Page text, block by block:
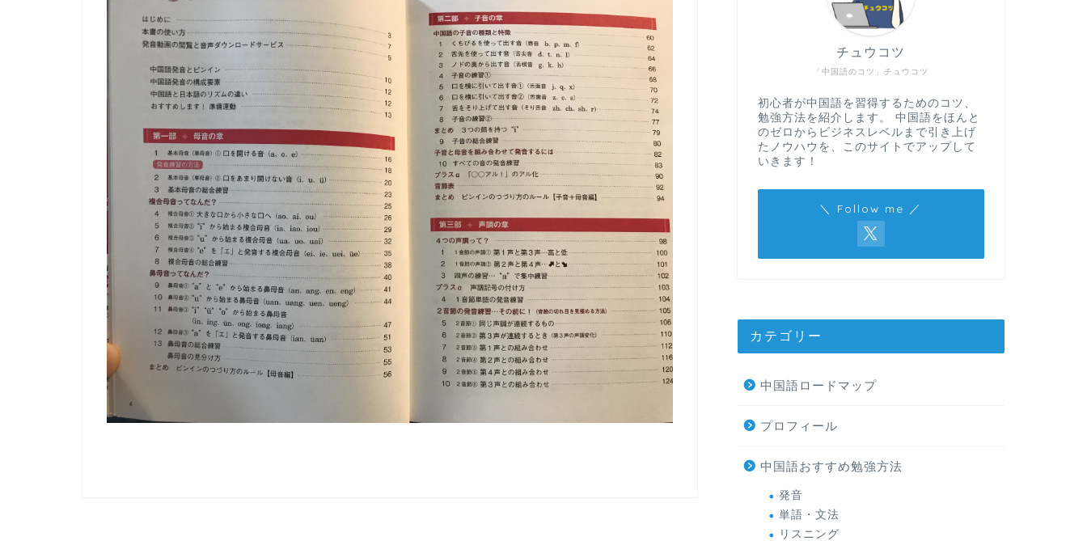
「中国語のコツ」チュウコツ
チュウコツ
初心者が中国語を習得するためのコツ、
勉強方法を紹介します。 中国語をほんと
のゼロからビジネスレベルまで引き上げ
たノウハウを、このサイトでアップして
いきます！
＼ Follow me ／
カテゴリー
中国語ロードマップ
プロフィール
中国語おすすめ勉強方法
発音
単語・文法
リスニング